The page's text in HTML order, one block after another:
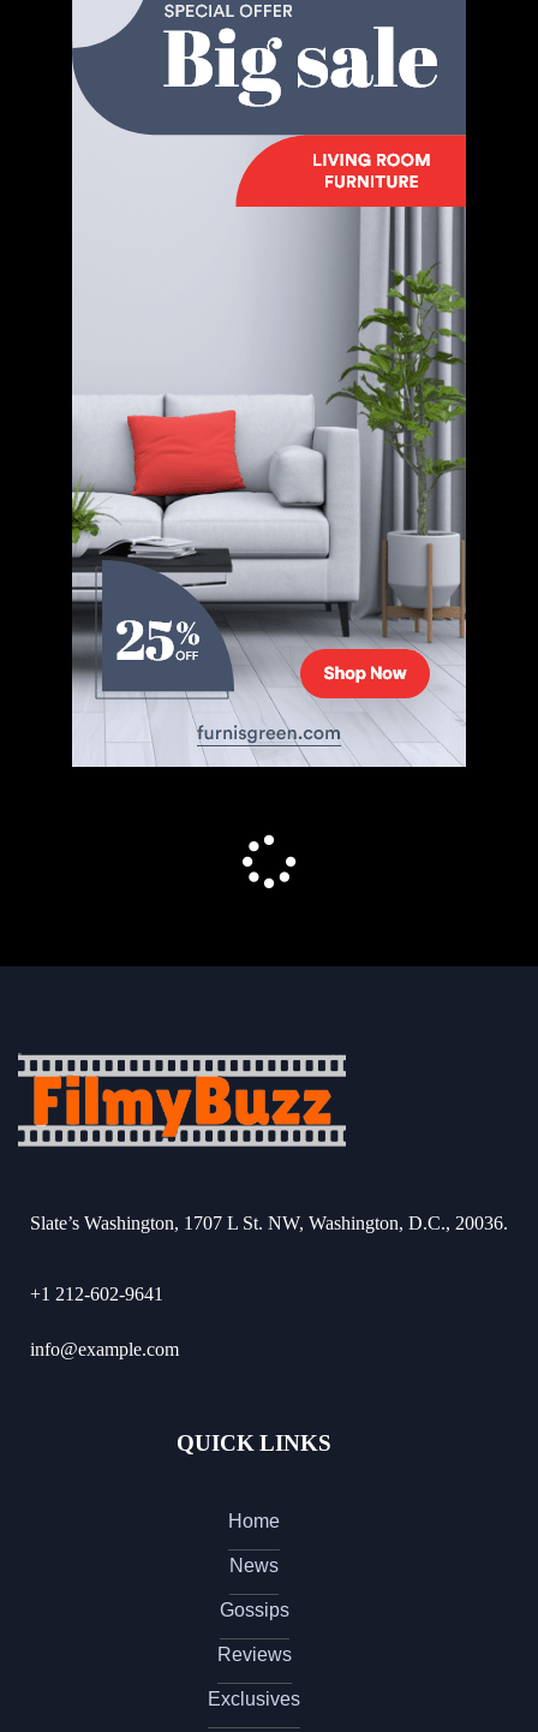
Slate’s Washington, 1707 L St. NW, Washington, D.C., 20036.
+1 212-602-9641
info@example.com
QUICK LINKS
Home
News
Gossips
Reviews
Exclusives